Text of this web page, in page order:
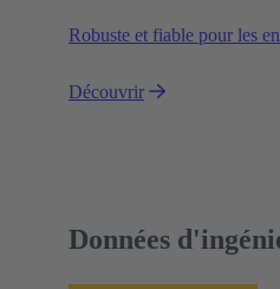
Robuste et fiable pour les
Découvrir
Données